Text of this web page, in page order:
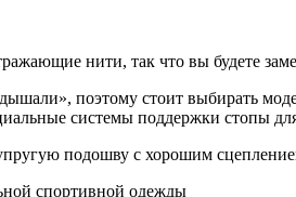
нити, так что вы будете
поэтому стоит выбирать
системы поддержки стопы
подошву с хорошим